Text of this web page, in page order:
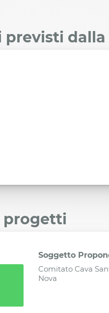
previsti dalla
progetti
Soggetto
Comitato Cava
Nova